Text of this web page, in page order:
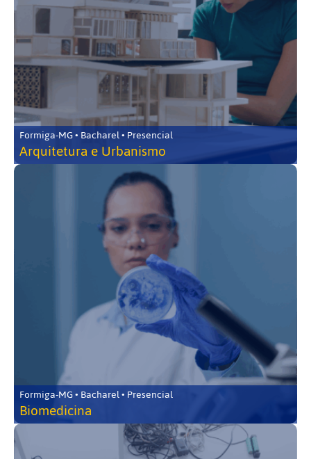
Formiga-MG • Bacharel • Presencial
Arquitetura e Urbanismo
Formiga-MG • Bacharel • Presencial
Biomedicina